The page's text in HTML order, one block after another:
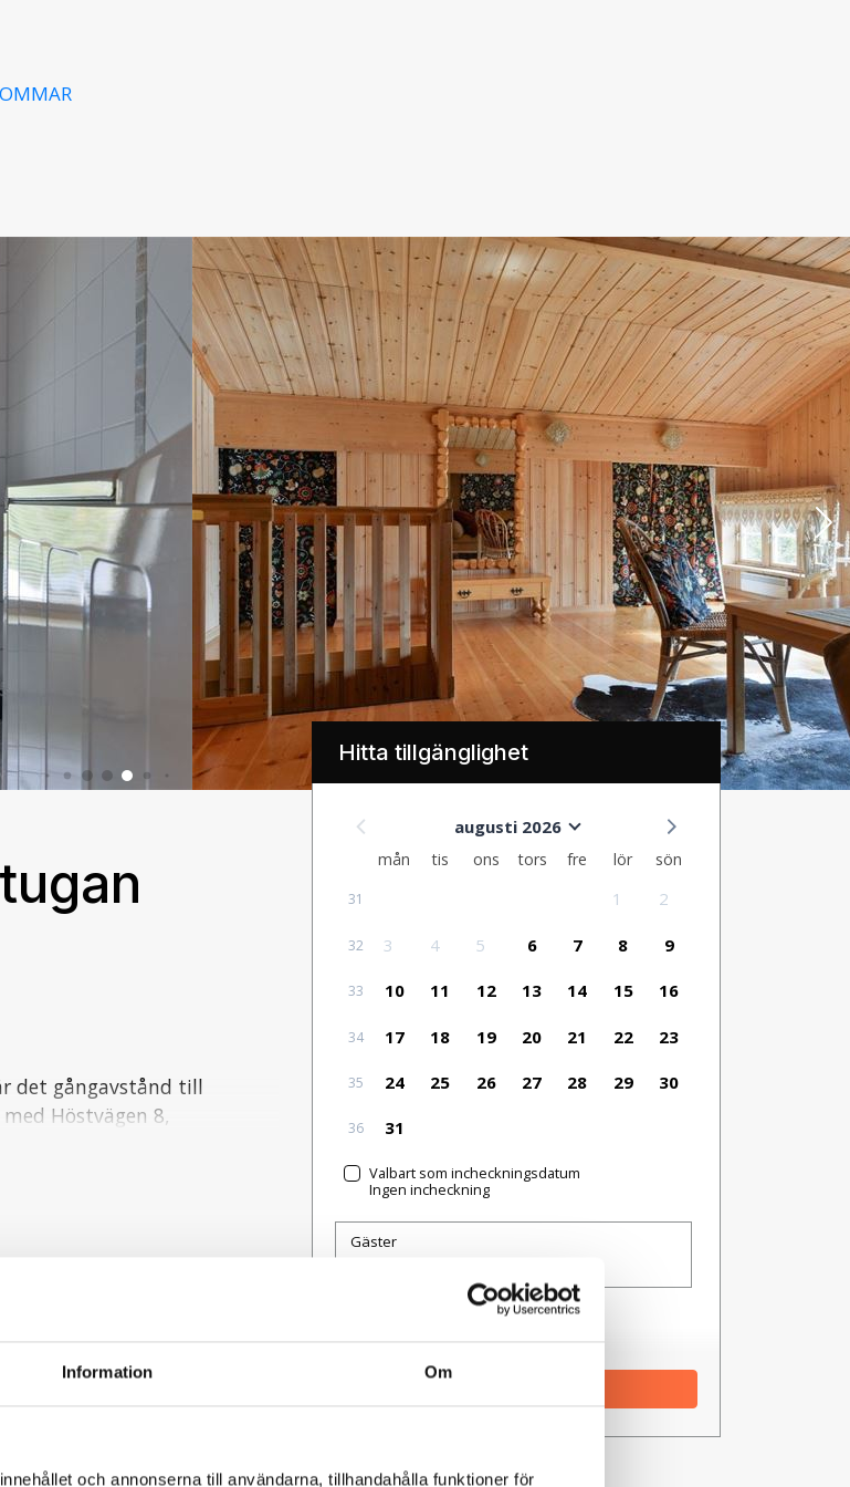
Information Om
och annonserna till användarna, tillhandahålla funktioner för
det gångavstånd till
8,
Hitta tillgänglighet
augusti 2026
mån tis ons tors fre lör sön
31 1 2
32 3 4 5 6 7 8 9
33 10 11 12 13 14 15 16
34 17 18 19 20 21 22 23
35 24 25 26 27 28 29 30
36 31
Valbart som incheckningsdatum
Ingen incheckning
Gäster